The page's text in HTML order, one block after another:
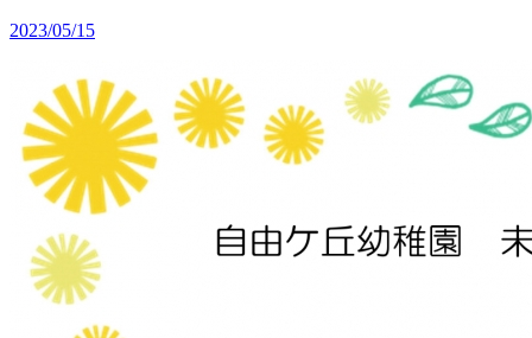
2023/05/15